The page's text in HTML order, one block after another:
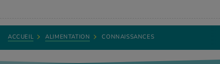
ACCUEIL ALIMENTATION CONNAISSANCES